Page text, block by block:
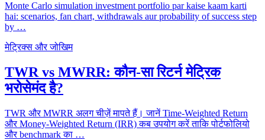
Monte Carlo simulation investment portfolio par kaise kaam karti
hai: scenarios, fan chart, withdrawals aur probability of success step
by …
मेट्रिक्स और जोखिम
TWR vs MWRR: कौन-सा रिटर्न मेट्रिक
भरोसेमंद है?
TWR और MWRR अलग चीज़ें मापते हैं। जानें Time-Weighted Return
और Money-Weighted Return (IRR) कब उपयोग करें ताकि पोर्टफोलियो
और benchmark का …